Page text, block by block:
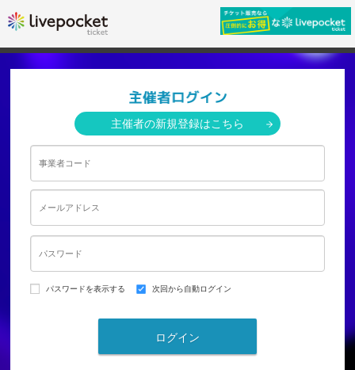
主催者の新規登録はこちら
パスワードを表示する 次回から自動ログイン
ログイン